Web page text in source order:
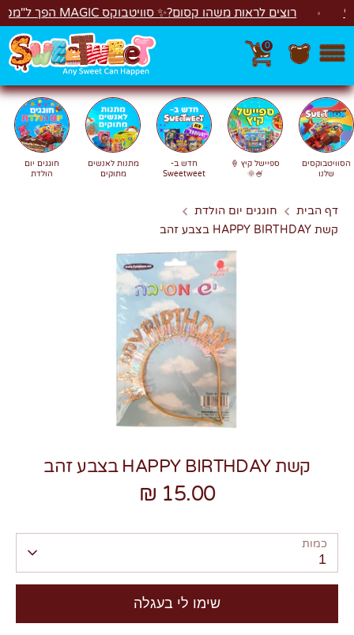
דלג רוצים לראות משהו קסום?✨ סוויטבוקס MAGIC הפך ל"מכונת משחקים"! 🎁🕹️
0
חפשחיפוש
צרו קשר
הסוויטבוקסים
שלנו
ספיישל קיץ 🍦
🍧🌞
חדש ב-
Sweetweet
מתנות לאנשים
מתוקים
חוגגים יום
הולדת
דף הבית
חוגגים יום הולדת
קשת HAPPY BIRTHDAY בצבע זהב
קשת HAPPY BIRTHDAY בצבע זהב
15.00 ₪
כמות
1
שימו לי בעגלה